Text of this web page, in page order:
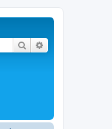
Rechercher